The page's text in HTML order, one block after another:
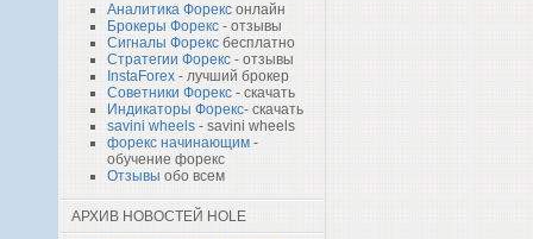
Аналитика Форекс онлайн
Брокеры Форекс - отзывы
Сигналы Форекс бесплатно
Стратегии Форекс - отзывы
InstaForex - лучший брокер
Советники Форекс - скачать
Индикаторы Форекс- скачать
savini wheels - savini wheels
форекс начинающим -
обучение форекс
Отзывы обо всем
АРХИВ НОВОСТЕЙ HOLE